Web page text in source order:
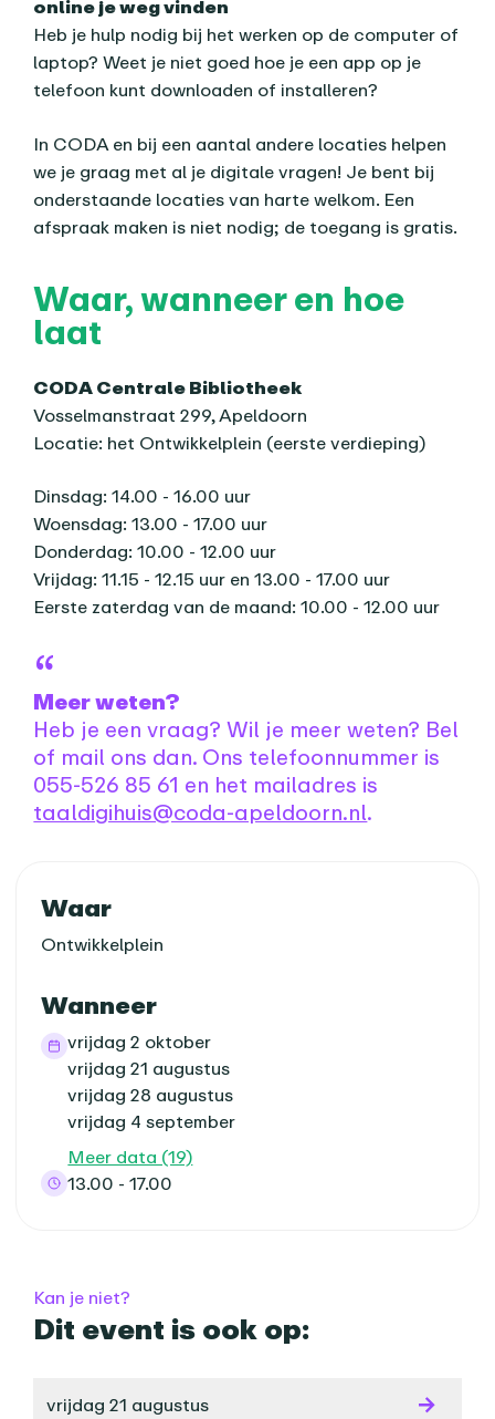
online je weg vinden
Heb je hulp nodig bij het werken op de computer of
laptop? Weet je niet goed hoe je een app op je
telefoon kunt downloaden of installeren?
In CODA en bij een aantal andere locaties helpen
we je graag met al je digitale vragen! Je bent bij
onderstaande locaties van harte welkom. Een
afspraak maken is niet nodig; de toegang is gratis.
Waar, wanneer en hoe
laat
CODA Centrale Bibliotheek
Vosselmanstraat 299, Apeldoorn
Locatie: het Ontwikkelplein (eerste verdieping)
Dinsdag: 14.00 - 16.00 uur
Woensdag: 13.00 - 17.00 uur
Donderdag: 10.00 - 12.00 uur
Vrijdag: 11.15 - 12.15 uur en 13.00 - 17.00 uur
Eerste zaterdag van de maand: 10.00 - 12.00 uur
Meer weten?
Heb je een vraag? Wil je meer weten? Bel
of mail ons dan. Ons telefoonnummer is
055-526 85 61 en het mailadres is
taaldigihuis@coda-apeldoorn.nl.
Praktische informatie
Waar
Ontwikkelplein
Wanneer
vrijdag 2 oktober
vrijdag 21 augustus
vrijdag 28 augustus
vrijdag 4 september
Meer data (19)
13.00 - 17.00
Kan je niet?
Dit event is ook op:
vrijdag 21 augustus